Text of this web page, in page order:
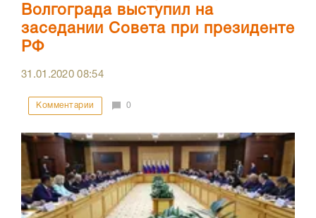
Волгограда выступил на
заседании Совета при президенте
РФ
31.01.202008:54
Комментарии 0